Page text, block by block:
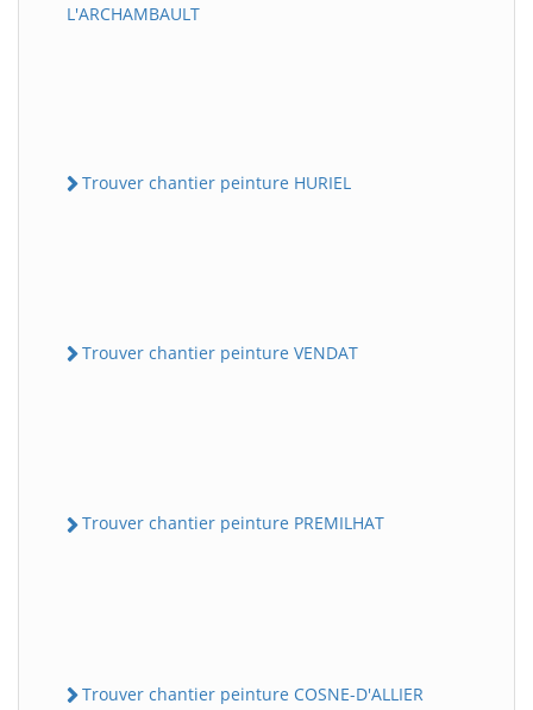
L'ARCHAMBAULT
Trouver chantier peinture HURIEL
Trouver chantier peinture VENDAT
Trouver chantier peinture PREMILHAT
Trouver chantier peinture COSNE-D'ALLIER